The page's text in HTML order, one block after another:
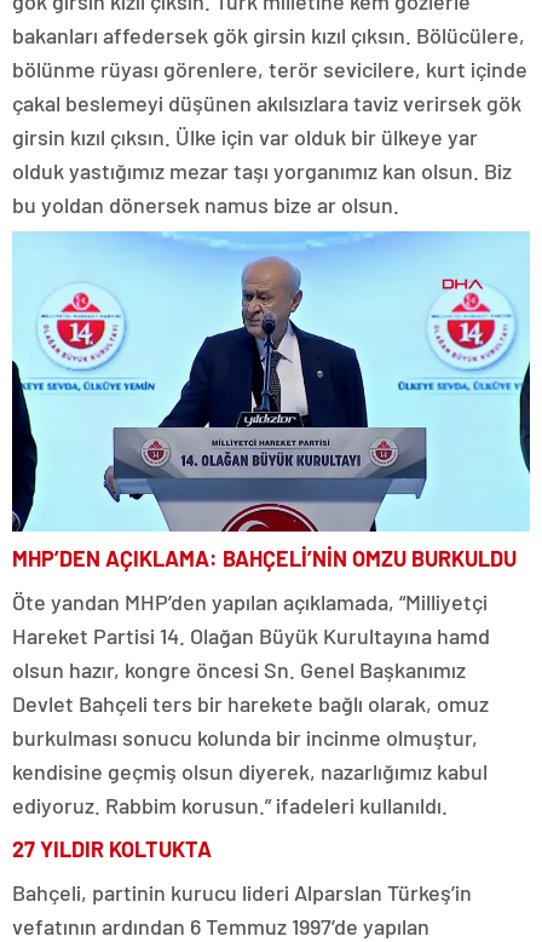
bakanları affedersek gök girsin kızıl çıksın. Bölücülere,
bölünme rüyası görenlere, terör sevicilere, kurt içinde
çakal beslemeyi düşünen akılsızlara taviz verirsek gök
girsin kızıl çıksın. Ülke için var olduk bir ülkeye yar
olduk yastığımız mezar taşı yorganımız kan olsun. Biz
bu yoldan dönersek namus bize ar olsun.
MHP’DEN AÇIKLAMA: BAHÇELİ’NİN OMZU BURKULDU
Öte yandan MHP’den yapılan açıklamada, “Milliyetçi
Hareket Partisi 14. Olağan Büyük Kurultayına hamd
olsun hazır, kongre öncesi Sn. Genel Başkanımız
Devlet Bahçeli ters bir harekete bağlı olarak, omuz
burkulması sonucu kolunda bir incinme olmuştur,
kendisine geçmiş olsun diyerek, nazarlığımız kabul
ediyoruz. Rabbim korusun.” ifadeleri kullanıldı.
27 YILDIR KOLTUKTA
Bahçeli, partinin kurucu lideri Alparslan Türkeş’in
vefatının ardından 6 Temmuz 1997’de yapılan